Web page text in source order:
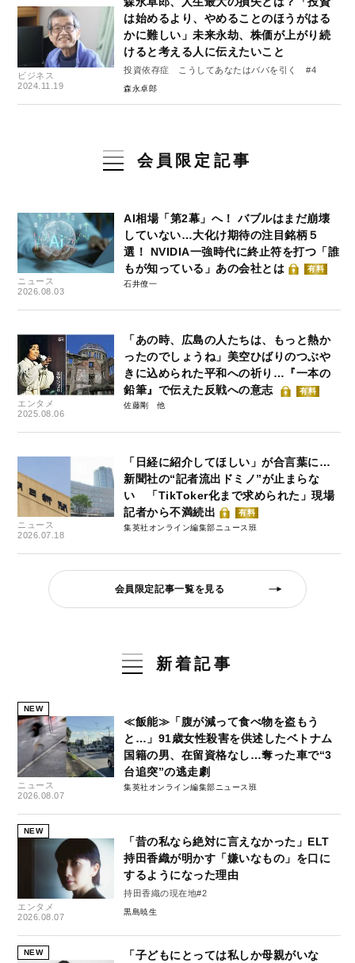
ビジネス
2024.11.19
は始めるより、やめることのほうがはる
かに難しい」未来永劫、株価が上がり続
けると考える人に伝えたいこと
投資依存症 こうしてあなたはババを引く #4
森永卓郎
会員限定記事
ニュース
2026.08.03
AI相場「第2幕」へ！ バブルはまだ崩壊
していない…大化け期待の注目銘柄５
選！ NVIDIA一強時代に終止符を打つ「誰
もが知っている」あの会社とは
有料
石井僚一
エンタメ
2025.08.06
「あの時、広島の人たちは、もっと熱か
ったのでしょうね」美空ひばりのつぶや
きに込められた平和への祈り…『一本の
鉛筆』で伝えた反戦への意志
有料
佐藤剛
ニュース
2026.07.18
「日経に紹介してほしい」が合言葉に…
新聞社の“記者流出ドミノ”が止まらな
い 「TikToker化まで求められた」現場
記者から不満続出
有料
集英社オンライン編集部ニュース班
会員限定記事一覧を見る
新着記事
NEW
ニュース
2026.08.07
≪飯能≫「腹が減って食べ物を盗もう
と…」91歳女性殺害を供述したベトナム
国籍の男、在留資格なし…奪った車で“3
台追突”の逃走劇
集英社オンライン編集部ニュース班
NEW
エンタメ
2026.08.07
「昔の私なら絶対に言えなかった」ELT
持田香織が明かす「嫌いなもの」を口に
するようになった理由
持田香織の現在地#2
黒島暁生
NEW
「子どもにとっては私しか母親がいな